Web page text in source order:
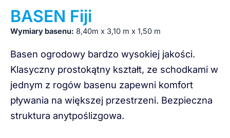
BASEN Fiji
Wymiary basenu: 8,40m x 3,10 m x 1,50 m
Basen ogrodowy bardzo wysokiej jakości.
Klasyczny prostokątny kształt, ze schodkami w
jednym z rogów basenu zapewni komfort
pływania na większej przestrzeni. Bezpieczna
struktura anytpoślizgowa.